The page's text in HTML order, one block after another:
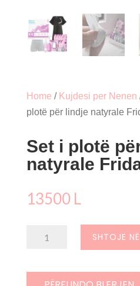
Home / Kujdesi per Nenen
plotë për lindje natyrale
Set i plotë
natyrale
13500 L
plotë
SHTOJE